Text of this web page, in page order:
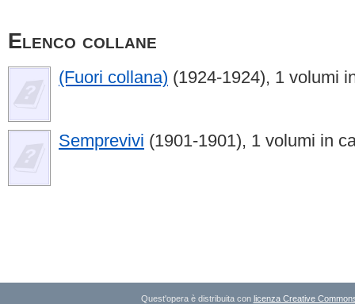
Elenco collane
(Fuori collana) (1924-1924), 1 volumi
Semprevivi (1901-1901), 1 volumi in
Quest'opera è distribuita con licenza Creative